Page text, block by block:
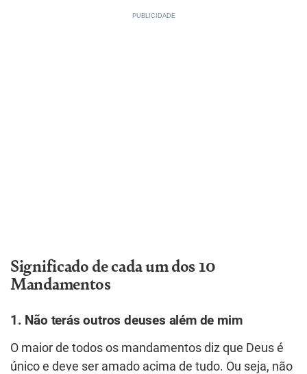
Significado de cada um dos 10
Mandamentos
1. Não terás outros deuses além de mim
O maior de todos os mandamentos diz que Deus é
único e deve ser amado acima de tudo. Ou seja, não